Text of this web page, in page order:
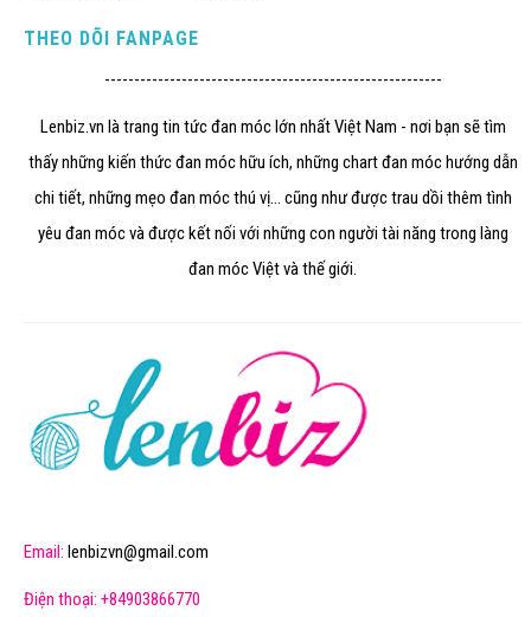
THEO DÕI FANPAGE
---------------------------------------------------------
Lenbiz.vn là trang tin tức đan móc lớn nhất Việt Nam - nơi bạn sẽ tìm
thấy những kiến thức đan móc hữu ích, những chart đan móc hướng dẫn
chi tiết, những mẹo đan móc thú vị... cũng như được trau dồi thêm tình
yêu đan móc và được kết nối với những con người tài năng trong làng
đan móc Việt và thế giới.
Email:lenbizvn@gmail.com
Điện thoại: +84903866770